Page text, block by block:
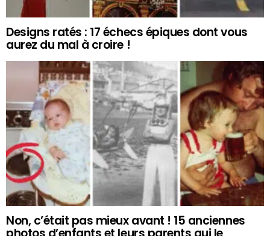
Designs ratés : 17 échecs épiques dont vous
aurez du mal à croire !
Non, c’était pas mieux avant ! 15 anciennes